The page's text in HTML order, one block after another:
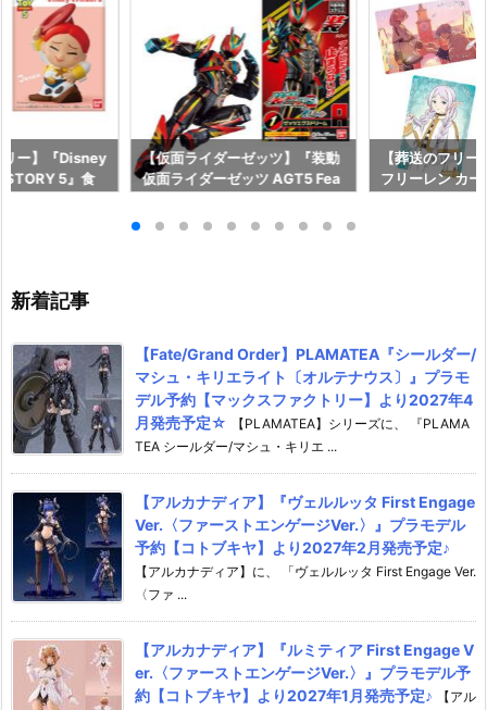
ー】『Disney
5』食
【仮面ライダーゼッツ】『装動
仮面ライダーゼッツ AGT5 Fea
ド』食玩フィギュア予約【バン
【葬送のフリ
フリーレン カ
新着記事
【Fate/Grand Order】PLAMATEA『シールダー/
マシュ・キリエライト〔オルテナウス〕』プラモ
デル予約【マックスファクトリー】より2027年4
月発売予定☆
【PLAMATEA】シリーズに、 『PLAMA
TEA シールダー/マシュ・キリエ ...
【アルカナディア】『ヴェルルッタ First Engage
Ver.〈ファーストエンゲージVer.〉』プラモデル
予約【コトブキヤ】より2027年2月発売予定♪
【アルカナディア】に、 「ヴェルルッタ First Engage Ver.
〈ファ ...
【アルカナディア】『ルミティア First Engage V
er.〈ファーストエンゲージVer.〉』プラモデル予
約【コトブキヤ】より2027年1月発売予定♪
【アル